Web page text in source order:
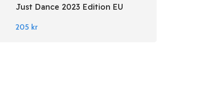
Just Dance 2023 Edition EU
205 kr